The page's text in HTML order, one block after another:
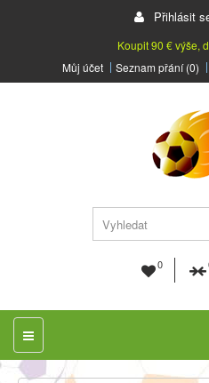
Přihlásit
Koupit 90 € výše,
Můj účet
Seznam přání (0)
0